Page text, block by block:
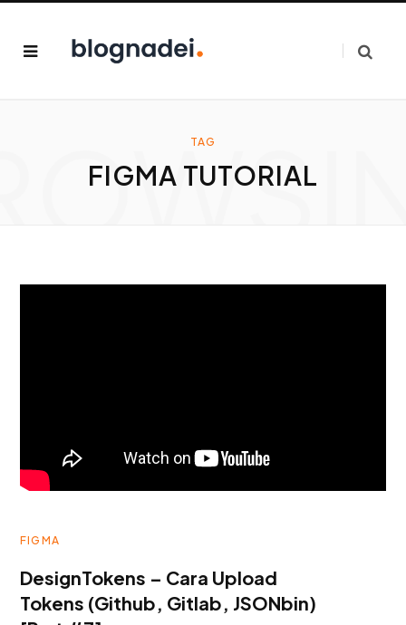
TAG
FIGMA TUTORIAL
FIGMA
DesignTokens – Cara Upload
Tokens (Github, Gitlab, JSONbin)